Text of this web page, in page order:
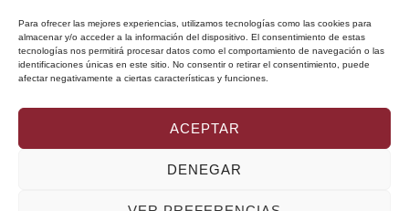
Para ofrecer las mejores experiencias, utilizamos tecnologías como las cookies para
almacenar y/o acceder a la información del dispositivo. El consentimiento de estas
tecnologías nos permitirá procesar datos como el comportamiento de navegación o las
identificaciones únicas en este sitio. No consentir o retirar el consentimiento, puede
afectar negativamente a ciertas características y funciones.
ACEPTAR
DENEGAR